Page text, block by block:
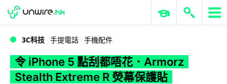
WWDC 2026 ERP 與商業 AI
3C科技 手提電話 手機配件
令 iPhone 5 點刮都唔花．Armorz
Stealth Extreme R 熒幕保護貼